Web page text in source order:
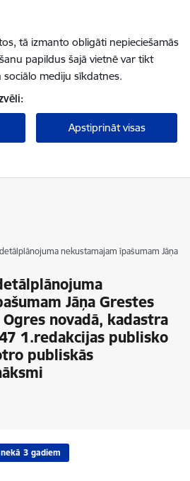
tā izmanto obligāti nepieciešamās
papildus šajā vietnē var tikt
mediju sīkdatnes.
Apstiprināt visas
nekustamajam īpašumam Jāņa
Jāņa Grestes
novadā, kadastra
1.redakcijas publisko
publiskās
3 gadiem